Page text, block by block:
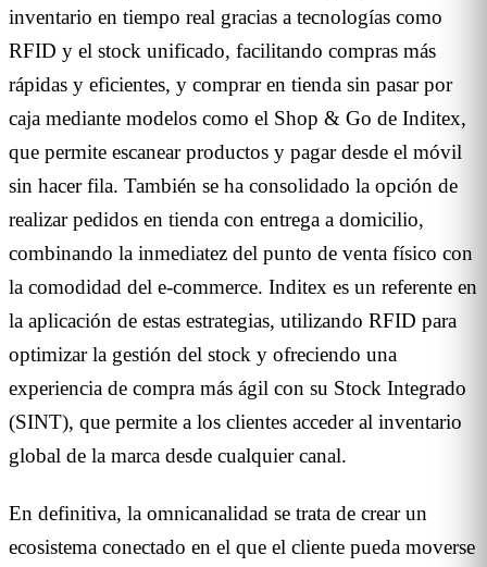
inventario en tiempo real gracias a tecnologías como
RFID y el stock unificado, facilitando compras más
rápidas y eficientes, y comprar en tienda sin pasar por
caja mediante modelos como el Shop & Go de Inditex,
que permite escanear productos y pagar desde el móvil
sin hacer fila. También se ha consolidado la opción de
realizar pedidos en tienda con entrega a domicilio,
combinando la inmediatez del punto de venta físico con
la comodidad del e-commerce. Inditex es un referente en
la aplicación de estas estrategias, utilizando RFID para
optimizar la gestión del stock y ofreciendo una
experiencia de compra más ágil con su Stock Integrado
(SINT), que permite a los clientes acceder al inventario
global de la marca desde cualquier canal.
En definitiva, la omnicanalidad se trata de crear un
ecosistema conectado en el que el cliente pueda moverse